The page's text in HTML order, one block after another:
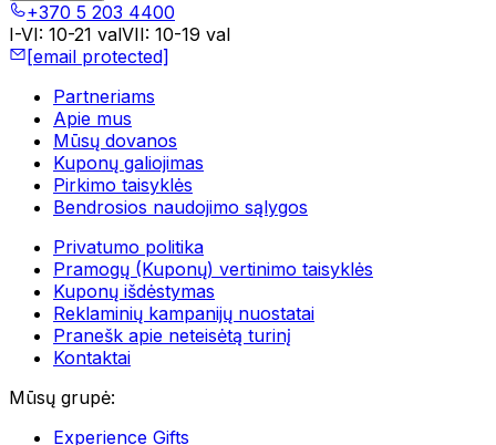
+370 5 203 4400
I-VI: 10-21 valVII: 10-19 val
[email protected]
Partneriams
Apie mus
Mūsų dovanos
Kuponų galiojimas
Pirkimo taisyklės
Bendrosios naudojimo sąlygos
Privatumo politika
Pramogų (Kuponų) vertinimo taisyklės
Kuponų išdėstymas
Reklaminių kampanijų nuostatai
Pranešk apie neteisėtą turinį
Kontaktai
Mūsų grupė:
Experience Gifts